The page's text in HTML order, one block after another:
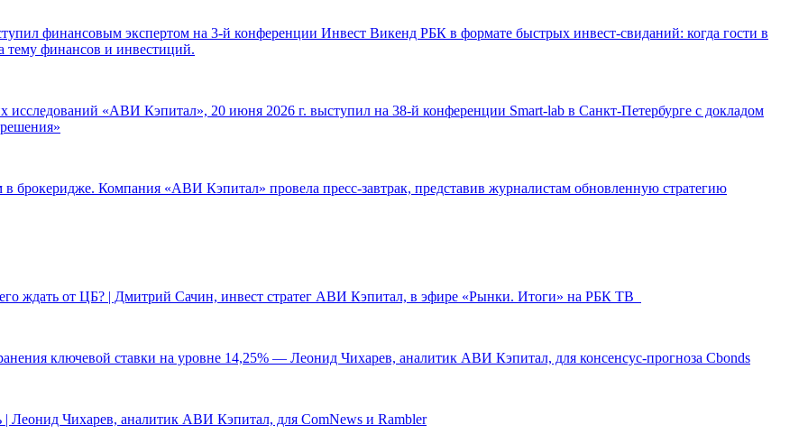
финансовым экспертом на 3-й конференции Инвест Викенд РБК в формате быстрых инвест-свиданий: когда гости в
тему финансов и инвестиций.
исследований «АВИ Кэпитал», 20 июня 2026 г. выступил на 38-й конференции Smart-lab в Санкт-Петербурге с докладом
в брокеридже. Компания «АВИ Кэпитал» провела пресс-завтрак, представив журналистам обновленную стратегию
ждать от ЦБ? | Дмитрий Сачин, инвест стратег АВИ Кэпитал, в эфире «Рынки. Итоги» на РБК ТВ
ключевой ставки на уровне 14,25% — Леонид Чихарев, аналитик АВИ Кэпитал, для консенсус-прогноза Cbonds
Леонид Чихарев, аналитик АВИ Кэпитал, для ComNews и Rambler